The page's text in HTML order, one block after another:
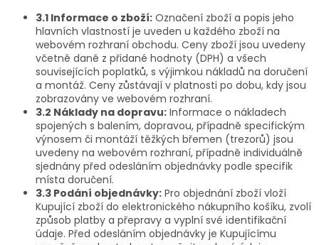
3.1 Informace o zboží: Označení zboží a popis jeho
hlavních vlastností je uveden u každého zboží na
webovém rozhraní obchodu. Ceny zboží jsou uvedeny
včetně daně z přidané hodnoty (DPH) a všech
souvisejících poplatků, s výjimkou nákladů na doručení
a montáž. Ceny zůstávají v platnosti po dobu, kdy jsou
zobrazovány ve webovém rozhraní.
3.2 Náklady na dopravu: Informace o nákladech
spojených s balením, dopravou, případně specifickým
výnosem či montáží těžkých břemen (trezorů) jsou
uvedeny na webovém rozhraní, případně individuálně
sjednány před odesláním objednávky podle specifik
místa doručení.
3.3 Podání objednávky: Pro objednání zboží vloží
Kupující zboží do elektronického nákupního košíku, zvolí
způsob platby a přepravy a vyplní své identifikační
údaje. Před odesláním objednávky je Kupujícímu